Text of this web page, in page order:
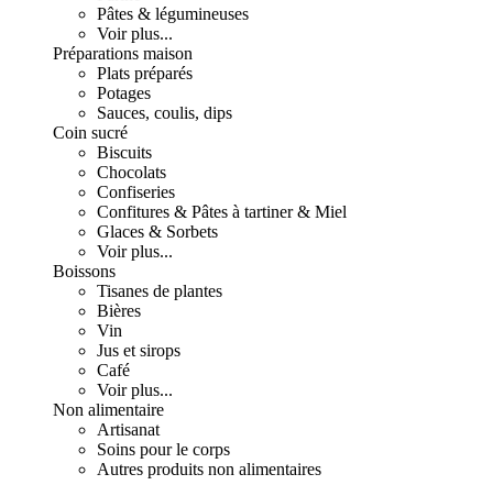
Pâtes & légumineuses
Voir plus...
Préparations maison
Plats préparés
Potages
Sauces, coulis, dips
Coin sucré
Biscuits
Chocolats
Confiseries
Confitures & Pâtes à tartiner & Miel
Glaces & Sorbets
Voir plus...
Boissons
Tisanes de plantes
Bières
Vin
Jus et sirops
Café
Voir plus...
Non alimentaire
Artisanat
Soins pour le corps
Autres produits non alimentaires